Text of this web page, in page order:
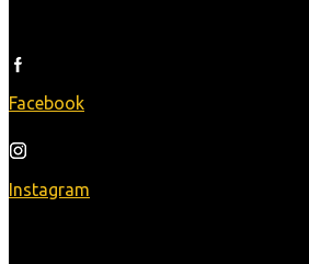
Facebook
Instagram